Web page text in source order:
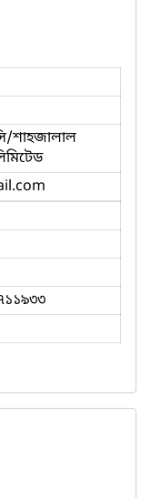
শাহজালাল